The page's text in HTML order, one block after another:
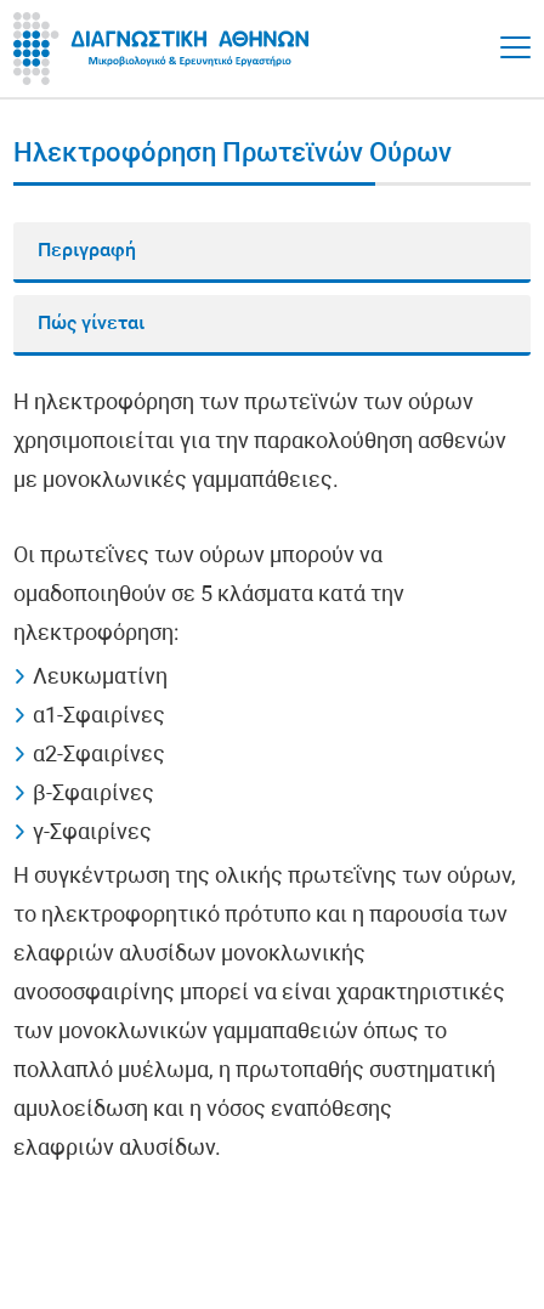
Ηλεκτροφόρηση Πρωτεϊνών Ούρων
Περιγραφή
Πώς γίνεται
Η ηλεκτροφόρηση των πρωτεϊνών των ούρων
χρησιμοποιείται για την παρακολούθηση ασθενών
με μονοκλωνικές γαμμαπάθειες.
Οι πρωτεΐνες των ούρων μπορούν να
ομαδοποιηθούν σε 5 κλάσματα κατά την
ηλεκτροφόρηση:
Λευκωματίνη
α1-Σφαιρίνες
α2-Σφαιρίνες
β-Σφαιρίνες
γ-Σφαιρίνες
Η συγκέντρωση της ολικής πρωτεΐνης των ούρων,
το ηλεκτροφορητικό πρότυπο και η παρουσία των
ελαφριών αλυσίδων μονοκλωνικής
ανοσοσφαιρίνης μπορεί να είναι χαρακτηριστικές
των μονοκλωνικών γαμμαπαθειών όπως το
πολλαπλό μυέλωμα, η πρωτοπαθής συστηματική
αμυλοείδωση και η νόσος εναπόθεσης
ελαφριών αλυσίδων.